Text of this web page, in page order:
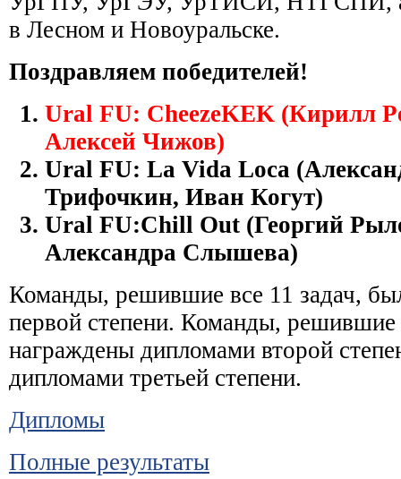
в Лесном и Новоуральске.
Поздравляем победителей!
Ural FU: CheezeKEK (Кирилл
Алексей Чижов)
Ural FU: La Vida Loca
Трифочкин, Иван Когут)
Ural FU:Chill Out (Георгий
Александра Слышева)
Команды, решившие все 11 задач,
первой степени. Команды,
награждены дипломами второй
дипломами третьей степени.
Дипломы
Полные результаты